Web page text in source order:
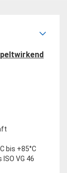
bis +85°C
VG 46